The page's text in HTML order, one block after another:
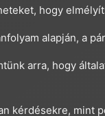
hogy
alapján, a
arra, hogy
kérdésekre, mint